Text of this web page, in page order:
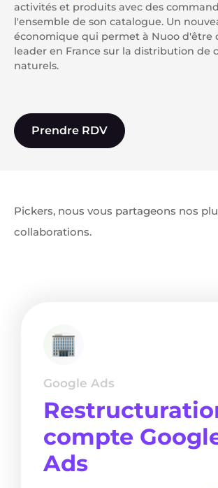
activités et produits avec des
l'ensemble de son catalogue. Un
économique qui permet à Nuoo d'être
leader en France sur la distribution de
naturels.
Prendre RDV
Pickers, nous vous partageons nos
collaborations.
Google Ads
compte
Ads